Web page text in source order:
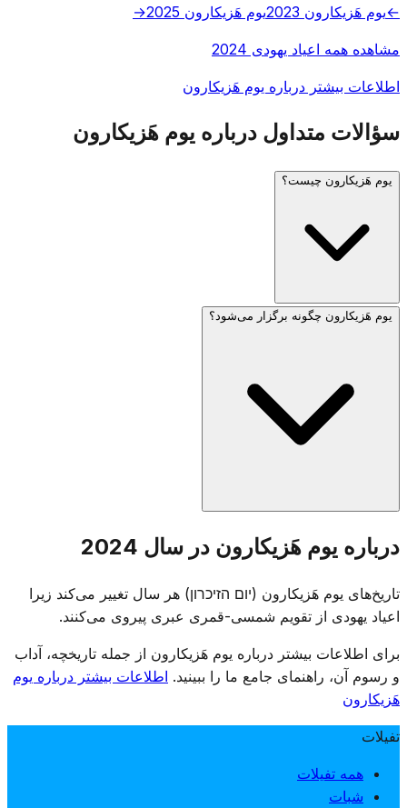
←یوم هَزیکارون 2023 یوم هَزیکارون 2025 →
مشاهده همه اعیاد یهودی 2024
اطلاعات بیشتر درباره یوم هَزیکارون
سؤالات متداول درباره یوم هَزیکارون
یوم هَزیکارون چیست؟
یوم هَزیکارون (روز یادبود اسرائیل) در چهارم ایار، یک روز قبل از
صدا درمی‌آید که طی آن کل کشور در سکوت می‌ایستد.
یوم هَزیکارون چگونه برگزار می‌شود؟
مراسم یادبود در گورستان‌های نظامی سراسر اسرائیل برگزار
شده و خانواده‌ها از مزار سربازان جانباخته بازدید می‌کنند. مراکز
تفریحی طبق قانون تعطیل هستند و تلویزیون و رادیو برنامه‌های
یادبود پخش می‌کنند. این روز با گردهمایی‌های رسمی، خواندن نام
جانباختگان و روشن کردن شمع‌های یادبود برگزار می‌شود.
درباره یوم هَزیکارون در سال 2024
تاریخ‌های یوم هَزیکارون (יום הזיכרון) هر سال تغییر می‌کند زیرا
اعیاد یهودی از تقویم شمسی-قمری عبری پیروی می‌کنند.
برای اطلاعات بیشتر درباره یوم هَزیکارون از جمله تاریخچه، آداب
و رسوم آن، راهنمای جامع ما را ببینید. اطلاعات بیشتر درباره یوم
هَزیکارون
تفیلات
همه تفیلات
شبات